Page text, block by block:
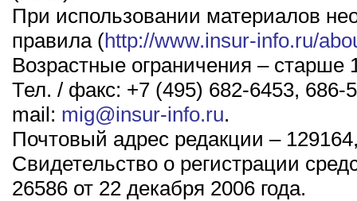
При использовании материалов
правила (http://www.insur-info.ru/
Возрастные ограничения – старше
Тел. / факс: +7 (495) 682-6453, 686-
mail: mig@insur-info.ru.
Почтовый адрес редакции –
Свидетельство о регистрации
26586 от 22 декабря 2006 года.